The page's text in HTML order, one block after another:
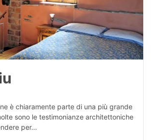
è chiaramente parte di una più grande
sono le testimonianze architettoniche
per…